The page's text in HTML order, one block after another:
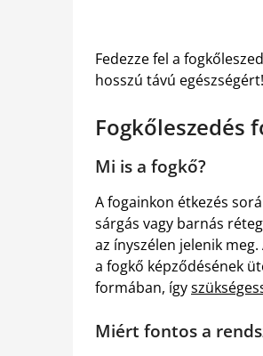
Fedezze fel a
hosszú távú egészségért!
Fogkőleszedés
Mi is a fogkő?
A fogainkon étkezés
sárgás vagy barnás
az ínyszélen jelenik
a fogkő képződésének
formában, így
Miért fontos a